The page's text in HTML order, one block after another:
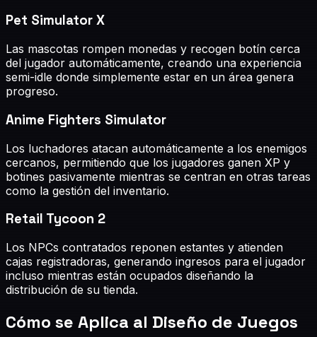
Pet Simulator X
Las mascotas rompen monedas y recogen botín cerca
del jugador automáticamente, creando una experiencia
semi-idle donde simplemente estar en un área genera
progreso.
Anime Fighters Simulator
Los luchadores atacan automáticamente a los enemigos
cercanos, permitiendo que los jugadores ganen XP y
botines pasivamente mientras se centran en otras tareas
como la gestión del inventario.
Retail Tycoon 2
Los NPCs contratados reponen estantes y atienden
cajas registradoras, generando ingresos para el jugador
incluso mientras están ocupados diseñando la
distribución de su tienda.
Cómo se Aplica al Diseño de Juegos